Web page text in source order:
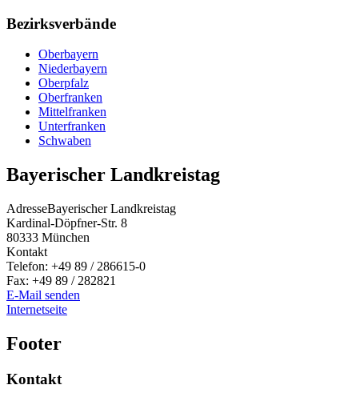
Bezirksverbände
Oberbayern
Niederbayern
Oberpfalz
Oberfranken
Mittelfranken
Unterfranken
Schwaben
Bayerischer Landkreistag
AdresseBayerischer Landkreistag
Kardinal-Döpfner-Str. 8
80333 München
Kontakt
Telefon: +49 89 / 286615-0
Fax: +49 89 / 282821
E-Mail senden
Internetseite
Footer
Kontakt